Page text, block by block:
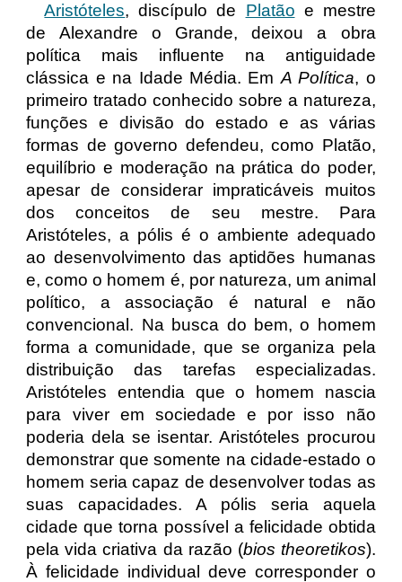
Aristóteles, discípulo de Platão e mestre
de Alexandre o Grande, deixou a obra
política mais influente na antiguidade
clássica e na Idade Média. Em A Política, o
primeiro tratado conhecido sobre a natureza,
funções e divisão do estado e as várias
formas de governo defendeu, como Platão,
equilíbrio e moderação na prática do poder,
apesar de considerar impraticáveis muitos
dos conceitos de seu mestre. Para
Aristóteles, a pólis é o ambiente adequado
ao desenvolvimento das aptidões humanas
e, como o homem é, por natureza, um animal
político, a associação é natural e não
convencional. Na busca do bem, o homem
forma a comunidade, que se organiza pela
distribuição das tarefas especializadas.
Aristóteles entendia que o homem nascia
para viver em sociedade e por isso não
poderia dela se isentar. Aristóteles procurou
demonstrar que somente na cidade-estado o
homem seria capaz de desenvolver todas as
suas capacidades. A pólis seria aquela
cidade que torna possível a felicidade obtida
pela vida criativa da razão (bios theoretikos).
À felicidade individual deve corresponder o